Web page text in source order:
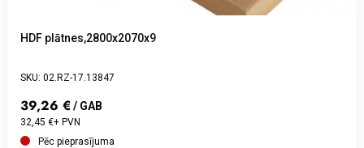
HDF plātnes,2800x2070x9
SKU: 02.RZ-17.13847
39,26 € / GAB
32,45 €+ PVN
Pēc pieprasījuma